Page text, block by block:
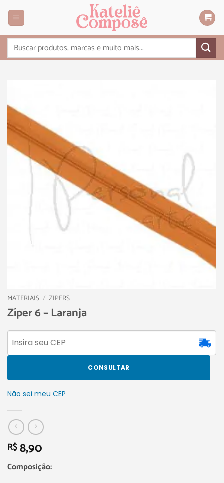
MATERIAIS / ZIPERS
Zíper 6 – Laranja
CONSULTAR
Não sei meu CEP
R$8,90
Composição: